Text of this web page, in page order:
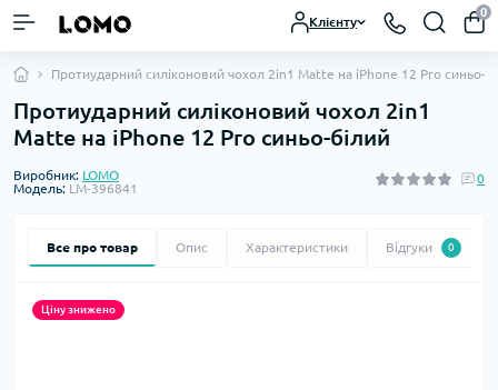
Клієнту
0
Протиударний силіконовий чохол 2in1 Matte на iPhone 12 Pro синьо-
Протиударний силіконовий чохол 2in1
Matte на iPhone 12 Pro синьо-білий
Виробник: LOMO
Модель: LM-396841
0
Все про товар Опис Характеристики Відгуки 0
Ціну знижено